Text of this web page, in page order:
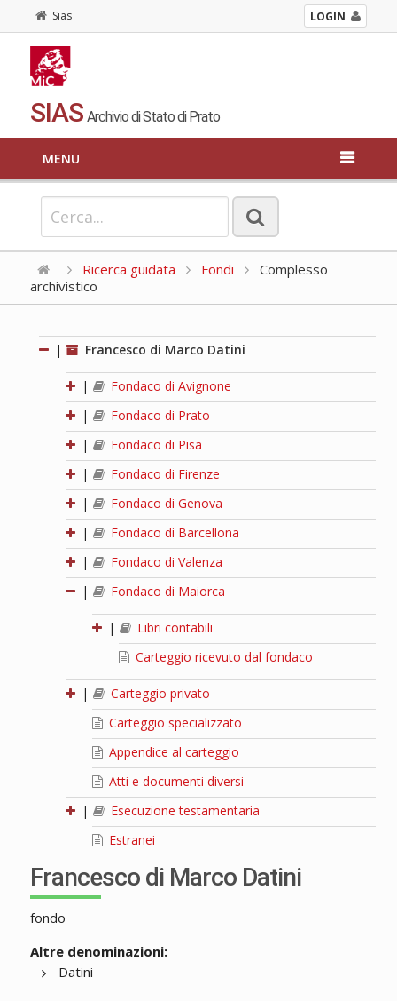
Sias LOGIN
SIAS Archivio di Stato di Prato
MENU
Ricerca guidata Fondi
Complesso
archivistico
| Francesco di Marco Datini
|
Fondaco di Avignone
|
Fondaco di Prato
|
Fondaco di Pisa
|
Fondaco di Firenze
|
Fondaco di Genova
|
Fondaco di Barcellona
|
Fondaco di Valenza
|
Fondaco di Maiorca
|
Libri contabili
Carteggio ricevuto dal fondaco
|
Carteggio privato
Carteggio specializzato
Appendice al carteggio
Atti e documenti diversi
|
Esecuzione testamentaria
Estranei
Francesco di Marco Datini
fondo
Altre denominazioni:
Datini